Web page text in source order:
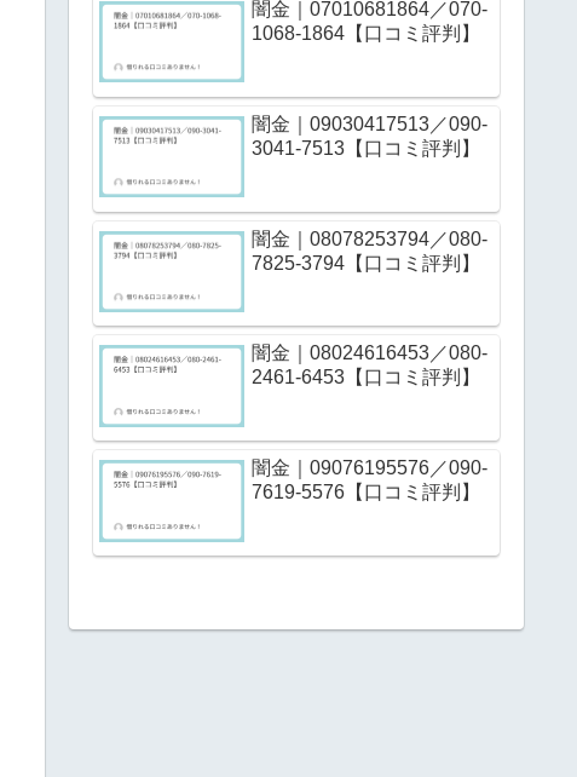
闇金｜07010681864／070-
1068-1864【口コミ評判】
闇金｜09030417513／090-
3041-7513【口コミ評判】
闇金｜08078253794／080-
7825-3794【口コミ評判】
闇金｜08024616453／080-
2461-6453【口コミ評判】
闇金｜09076195576／090-
7619-5576【口コミ評判】